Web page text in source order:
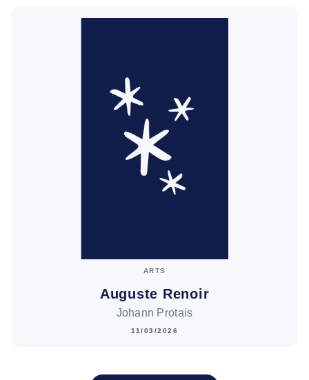
ARTS
Auguste Renoir
Johann Protais
11/03/2026